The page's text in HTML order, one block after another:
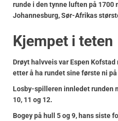
runde i den tynne luften på 1700
Johannesburg, Sør-Afrikas
Kjempet i teten
Drøyt halvveis var Espen
etter å ha rundet sine første ni
Losby-spilleren innledet runden
10, 11 og 12.
Bogey på hull 5 og 9, hans siste